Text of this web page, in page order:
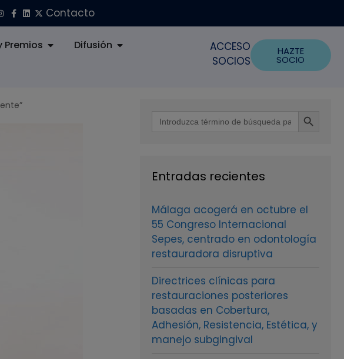
Contacto
Premios
Difusión
ACCESO
SOCIOS
HAZTE
SOCIO
Buscar: Botón de
Entradas recientes
Málaga acogerá en octubre el
55 Congreso Internacional
Sepes, centrado en odontología
restauradora disruptiva
Directrices clínicas para
restauraciones posteriores
basadas en Cobertura,
Adhesión, Resistencia, Estética, y
manejo subgingival